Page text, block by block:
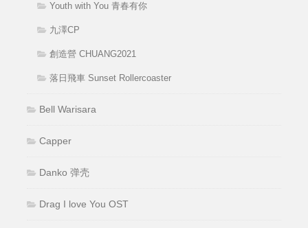
Youth with You 青春有你
九澤CP
創造營 CHUANG2021
落日飛車 Sunset Rollercoaster
Bell Warisara
Capper
Danko 弹壳
Drag I love You OST